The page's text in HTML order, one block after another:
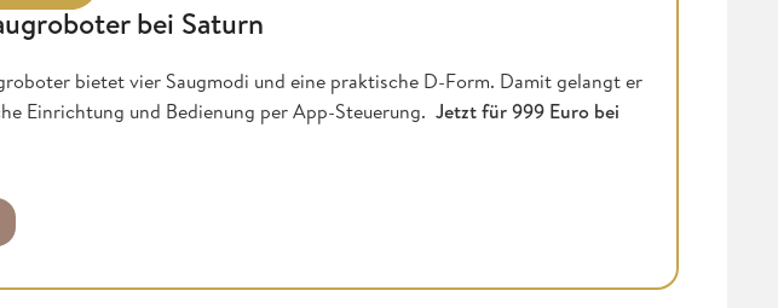
bei Saturn
bietet vier Saugmodi und eine praktische D-Form. Damit gelangt er
Einrichtung und Bedienung per App-Steuerung.Jetzt für 999 Euro bei